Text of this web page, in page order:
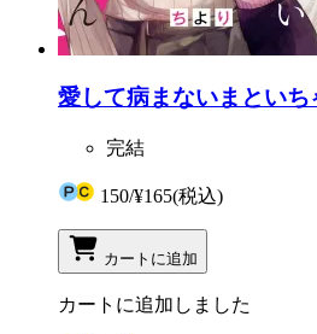
愛して病まないまとい
完結
150/¥165(税込)
カートに追加
カートに追加しました